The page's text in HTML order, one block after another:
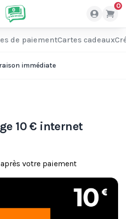
0
de paiementCartes cadeaux
immédiate
10 € internet
votre paiement